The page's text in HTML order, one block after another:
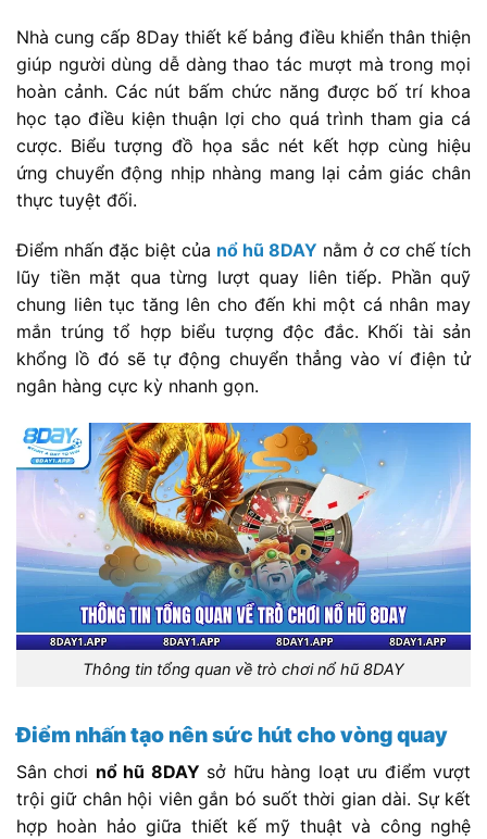
Nhà cung cấp 8Day thiết kế bảng điều khiển thân thiện
giúp người dùng dễ dàng thao tác mượt mà trong mọi
hoàn cảnh. Các nút bấm chức năng được bố trí khoa
học tạo điều kiện thuận lợi cho quá trình tham gia cá
cược. Biểu tượng đồ họa sắc nét kết hợp cùng hiệu
ứng chuyển động nhịp nhàng mang lại cảm giác chân
thực tuyệt đối.
Điểm nhấn đặc biệt của nổ hũ 8DAY nằm ở cơ chế tích
lũy tiền mặt qua từng lượt quay liên tiếp. Phần quỹ
chung liên tục tăng lên cho đến khi một cá nhân may
mắn trúng tổ hợp biểu tượng độc đắc. Khối tài sản
khổng lồ đó sẽ tự động chuyển thẳng vào ví điện tử
ngân hàng cực kỳ nhanh gọn.
Thông tin tổng quan về trò chơi nổ hũ 8DAY
Điểm nhấn tạo nên sức hút cho vòng quay
Sân chơi nổ hũ 8DAY sở hữu hàng loạt ưu điểm vượt
trội giữ chân hội viên gắn bó suốt thời gian dài. Sự kết
hợp hoàn hảo giữa thiết kế mỹ thuật và công nghệ